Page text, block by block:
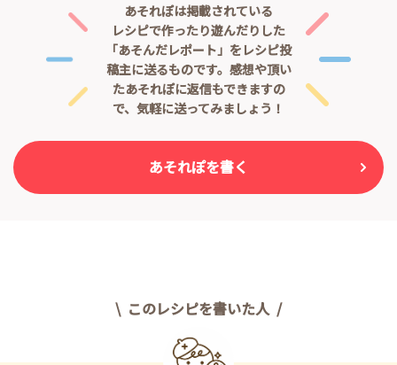
あそれぽは掲載されている
レシピで作ったり遊んだりした
「あそんだレポート」をレシピ投
稿主に送るものです。 感想や頂い
たあそれぽに返信もできますの
で、気軽に送ってみましょう！
あそれぽを書く
このレシピを書いた人